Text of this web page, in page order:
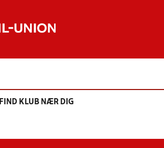
FIND KLUB NÆR DIG